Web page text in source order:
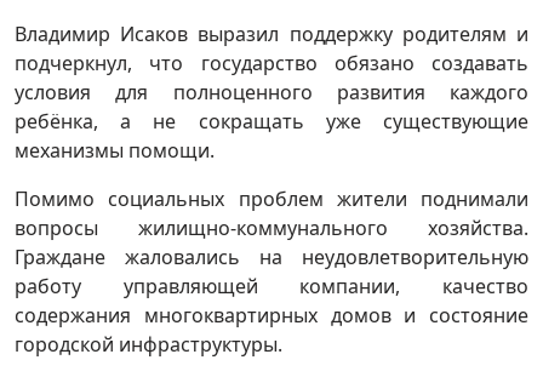
Владимир Исаков выразил поддержку родителям и
подчеркнул, что государство обязано создавать
условия для полноценного развития каждого
ребёнка, а не сокращать уже существующие
механизмы помощи.
Помимо социальных проблем жители поднимали
вопросы жилищно-коммунального хозяйства.
Граждане жаловались на неудовлетворительную
работу управляющей компании, качество
содержания многоквартирных домов и состояние
городской инфраструктуры.